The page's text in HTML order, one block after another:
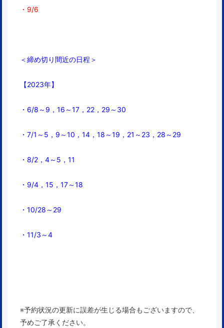
・9/6
＜締め切り間近の日程＞
【2023年】
・6/8～9，16～17，22，29～30
・7/1～5，9～10，14，18～19，21～23，28～29
・8/2，4～5， 11
・9/4，15，17～18
・10/28～29
・11/3～4
※予約状況の更新に誤差が生じる場合もございますので、
予めご了承ください。